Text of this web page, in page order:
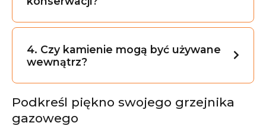
4. Czy kamienie mogą być używane
wewnątrz?
Podkreśl piękno swojego grzejnika
gazowego